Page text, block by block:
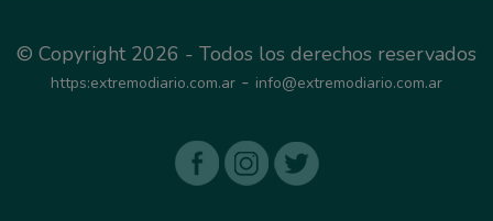
© Copyright 2026 - Todos los derechos reservados
https:extremodiario.com.ar - info@extremodiario.com.ar